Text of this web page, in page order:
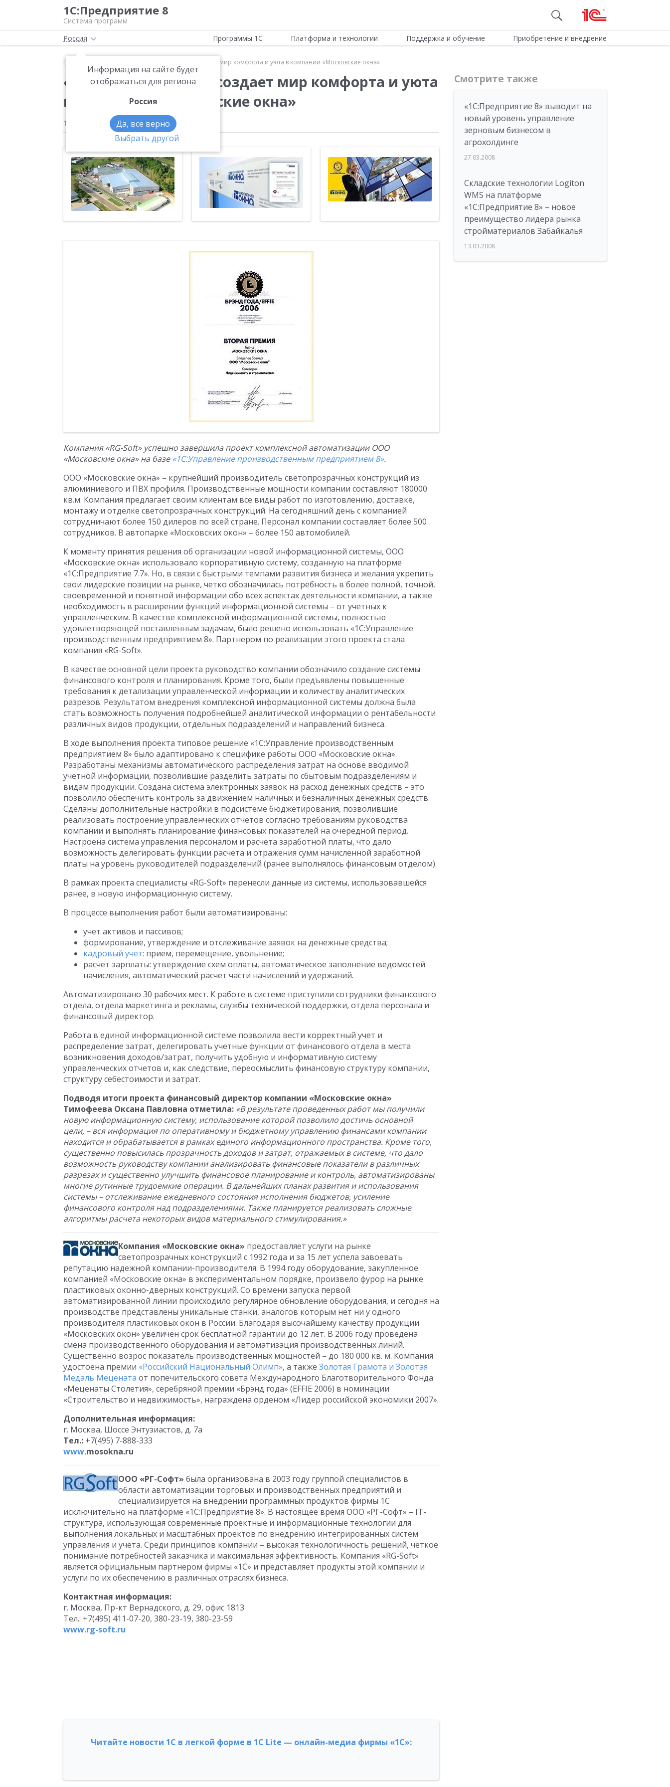
1С:Предприятие 8
Система программ
Россия
Информация на сайте будет
отображаться для региона
Россия
Да, все верно
Выбрать другой
Программы 1С Платформа и технологии Поддержка и обучение Приобретение и внедрение
Главная «1С:Предприятие 8» создает мир комфорта и уюта в компании «Московские окна»
«1С:Предприятие 8» создает мир комфорта и уюта
в компании «Московские окна»
14.03.2008
Компания «RG-Soft» успешно завершила проект комплексной автоматизации ООО
«Московские окна» на базе«1С:Управление производственным предприятием 8».
ООО «Московские окна» – крупнейший производитель светопрозрачных конструкций из
алюминиевого и ПВХ профиля. Производственные мощности компании составляют 180000
кв.м. Компания предлагает своим клиентам все виды работ по изготовлению, доставке,
монтажу и отделке светопрозрачных конструкций. На сегодняшний день с компанией
сотрудничают более 150 дилеров по всей стране. Персонал компании составляет более 500
сотрудников. В автопарке «Московских окон» – более 150 автомобилей.
К моменту принятия решения об организации новой информационной системы, ООО
«Московские окна» использовало корпоративную систему, созданную на платформе
«1С:Предприятие 7.7». Но, в связи с быстрыми темпами развития бизнеса и желания укрепить
свои лидерские позиции на рынке, четко обозначилась потребность в более полной, точной,
своевременной и понятной информации обо всех аспектах деятельности компании, а также
необходимость в расширении функций информационной системы – от учетных к
управленческим. В качестве комплексной информационной системы, полностью
удовлетворяющей поставленным задачам, было решено использовать «1С:Управление
производственным предприятием 8». Партнером по реализации этого проекта стала
компания «RG-Soft».
В качестве основной цели проекта руководство компании обозначило создание системы
финансового контроля и планирования. Кроме того, были предъявлены повышенные
требования к детализации управленческой информации и количеству аналитических
разрезов. Результатом внедрения комплексной информационной системы должна была
стать возможность получения подробнейшей аналитической информации о рентабельности
различных видов продукции, отдельных подразделений и направлений бизнеса.
В ходе выполнения проекта типовое решение «1С:Управление производственным
предприятием 8» было адаптировано к специфике работы ООО «Московские окна».
Разработаны механизмы автоматического распределения затрат на основе вводимой
учетной информации, позволившие разделить затраты по сбытовым подразделениям и
видам продукции. Создана система электронных заявок на расход денежных средств – это
позволило обеспечить контроль за движением наличных и безналичных денежных средств.
Сделаны дополнительные настройки в подсистеме бюджетирования, позволившие
реализовать построение управленческих отчетов согласно требованиям руководства
компании и выполнять планирование финансовых показателей на очередной период.
Настроена система управления персоналом и расчета заработной платы, что дало
возможность делегировать функции расчета и отражения сумм начисленной заработной
платы на уровень руководителей подразделений (ранее выполнялось финансовым отделом).
В рамках проекта специалисты «RG-Soft» перенесли данные из системы, использовавшейся
ранее, в новую информационную систему.
В процессе выполнения работ были автоматизированы:
учет активов и пассивов;
формирование, утверждение и отслеживание заявок на денежные средства;
кадровый учет: прием, перемещение, увольнение;
расчет зарплаты: утверждение схем оплаты, автоматическое заполнение ведомостей
начисления, автоматический расчет части начислений и удержаний.
Автоматизировано 30 рабочих мест. К работе в системе приступили сотрудники финансового
отдела, отдела маркетинга и рекламы, службы технической поддержки, отдела персонала и
финансовый директор.
Работа в единой информационной системе позволила вести корректный учет и
распределение затрат, делегировать учетные функции от финансового отдела в места
возникновения доходов/затрат, получить удобную и информативную систему
управленческих отчетов и, как следствие, переосмыслить финансовую структуру компании,
структуру себестоимости и затрат.
Подводя итоги проекта финансовый директор компании «Московские окна»
Тимофеева Оксана Павловна отметила: «В результате проведенных работ мы получили
новую информационную систему, использование которой позволило достичь основной
цели, – вся информация по оперативному и бюджетному управлению финансами компании
находится и обрабатывается в рамках единого информационного пространства. Кроме того,
существенно повысилась прозрачность доходов и затрат, отражаемых в системе, что дало
возможность руководству компании анализировать финансовые показатели в различных
разрезах и существенно улучшить финансовое планирование и контроль, автоматизированы
многие рутинные трудоемкие операции. В дальнейших планах развития и использования
системы – отслеживание ежедневного состояния исполнения бюджетов, усиление
финансового контроля над подразделениями. Также планируется реализовать сложные
алгоритмы расчета некоторых видов материального стимулирования.»
Компания «Московские окна» предоставляет услуги на рынке
светопрозрачных конструкций с 1992 года и за 15 лет успела завоевать
репутацию надежной компании-производителя. В 1994 году оборудование, закупленное
компанией «Московские окна» в экспериментальном порядке, произвело фурор на рынке
пластиковых оконно-дверных конструкций. Со времени запуска первой
автоматизированной линии происходило регулярное обновление оборудования, и сегодня на
производстве представлены уникальные станки, аналогов которым нет ни у одного
производителя пластиковых окон в России. Благодаря высочайшему качеству продукции
«Московских окон» увеличен срок бесплатной гарантии до 12 лет. В 2006 году проведена
смена производственного оборудования и автоматизация производственных линий.
Существенно возрос показатель производственных мощностей – до 180 000 кв. м. Компания
удостоена премии «Российский Национальный Олимп», а также Золотая Грамота и Золотая
Медаль Мецената от попечительского совета Международного Благотворительного Фонда
«Меценаты Столетия», серебряной премии «Брэнд года» (EFFIE 2006) в номинации
«Строительство и недвижимость», награждена орденом «Лидер российской экономики 2007».
Дополнительная информация:
г. Москва, Шоссе Энтузиастов, д. 7а
Тел.: +7(495) 7-888-333
www.mosokna.ru
ООО «РГ-Софт» была организована в 2003 году группой специалистов в
области автоматизации торговых и производственных предприятий и
специализируется на внедрении программных продуктов фирмы 1С
исключительно на платформе «1С:Предприятие 8». В настоящее время ООО «РГ-Софт» – IT-
структура, использующая современные проектные и информационные технологии для
выполнения локальных и масштабных проектов по внедрению интегрированных систем
управления и учёта. Среди принципов компании – высокая технологичность решений, чёткое
понимание потребностей заказчика и максимальная эффективность. Компания «RG-Soft»
является официальным партнером фирмы «1С» и представляет продукты этой компании и
услуги по их обеспечению в различных отраслях бизнеса.
Контактная информация:
г. Москва, Пр-кт Вернадского, д. 29, офис 1813
Тел.: +7(495) 411-07-20, 380-23-19, 380-23-59
www.rg-soft.ru
Читайте новости 1С в легкой форме в 1С Lite — онлайн-медиа фирмы «1С»:
Смотрите также
«1С:Предприятие 8» выводит на
новый уровень управление
зерновым бизнесом в
агрохолдинге
27.03.2008
Складские технологии Logiton
WMS на платформе
«1С:Предприятие 8» – новое
преимущество лидера рынка
стройматериалов Забайкалья
13.03.2008